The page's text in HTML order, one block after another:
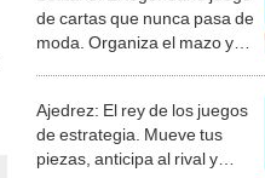
de cartas que nunca pasa de
moda. Organiza el mazo y
Ajedrez: El rey de los juegos
de estrategia. Mueve tus
piezas, anticipa al rival y